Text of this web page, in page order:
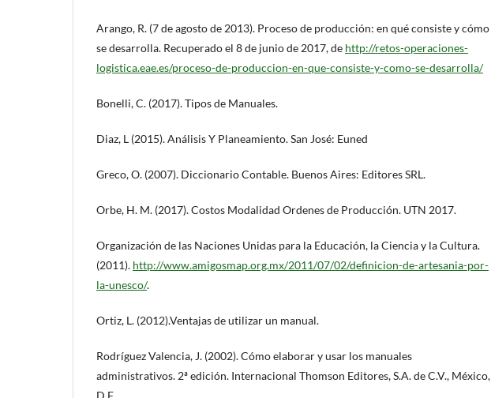
Arango, R. (7 de agosto de 2013). Proceso de producción: en qué consiste y cómo
se desarrolla. Recuperado el 8 de junio de 2017, de http://retos-operaciones-
logistica.eae.es/proceso-de-produccion-en-que-consiste-y-como-se-desarrolla/
Bonelli, C. (2017). Tipos de Manuales.
Diaz, L (2015). Análisis Y Planeamiento. San José: Euned
Greco, O. (2007). Diccionario Contable. Buenos Aires: Editores SRL.
Orbe, H. M. (2017). Costos Modalidad Ordenes de Producción. UTN 2017.
Organización de las Naciones Unidas para la Educación, la Ciencia y la Cultura.
(2011). http://www.amigosmap.org.mx/2011/07/02/definicion-de-artesania-por-
la-unesco/.
Ortiz, L. (2012).Ventajas de utilizar un manual.
Rodríguez Valencia, J. (2002). Cómo elaborar y usar los manuales
administrativos. 2ª edición. Internacional Thomson Editores, S.A. de C.V., México,
D.F